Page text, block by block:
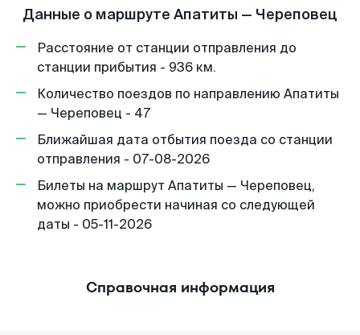
Данные о маршруте Апатиты — Череповец
Расстояние от станции отправления до
станции прибытия - 936 км.
Количество поездов по направлению Апатиты
— Череповец - 47
Ближайшая дата отбытия поезда со станции
отправления - 07-08-2026
Билеты на маршрут Апатиты — Череповец,
можно приобрести начиная со следующей
даты - 05-11-2026
Справочная информация